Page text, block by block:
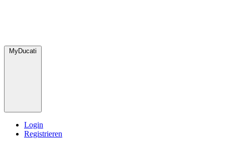
MyDucati
Login
Registrieren